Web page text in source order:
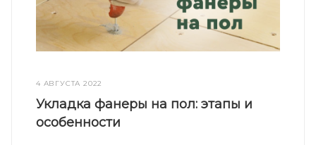
4 АВГУСТА 2022
Укладка фанеры на пол: этапы и
особенности